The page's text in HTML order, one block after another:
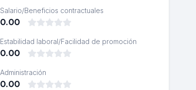
Salario/Beneficios contractuales
0.00
Estabilidad laboral/Facilidad de promoción
0.00
Administración
0.00